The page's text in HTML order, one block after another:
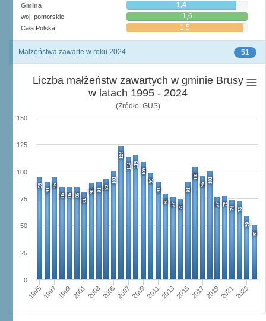
Gmina 1,4
woj. pomorskie 1,6
Cała Polska 1,5
51
Małżeństwa zawarte w roku 2024
Liczba małżeństw zawartych w gminie Brusy
w latach 1995 - 2024
(Źródło: GUS)
95
91
95
86 86 86
81
90 91 93
101
124
114 115
109
99
91
80
77 75
91
105
96
101
77 78
74 73
59
51
19951997 1999 20012003 20052007 20092011201320152017 201920212023
0
25
50
75
100
125
150